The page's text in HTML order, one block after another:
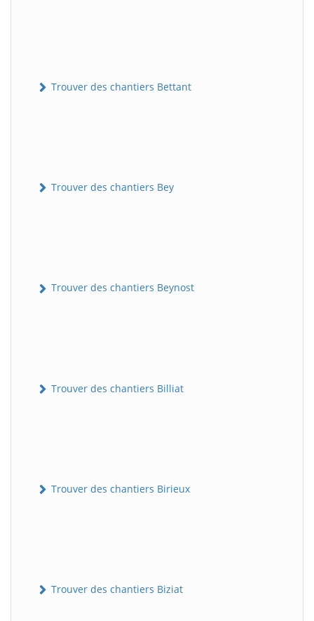
Trouver des chantiers Bettant
Trouver des chantiers Bey
Trouver des chantiers Beynost
Trouver des chantiers Billiat
Trouver des chantiers Birieux
Trouver des chantiers Biziat